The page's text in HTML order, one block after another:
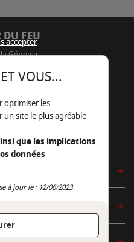
FEU
Génoise
98 09
un e-mail
accepter
VOUS...
optimiser les
site le plus agréable
que les implications
données
à jour le : 12/06/2023
accepter